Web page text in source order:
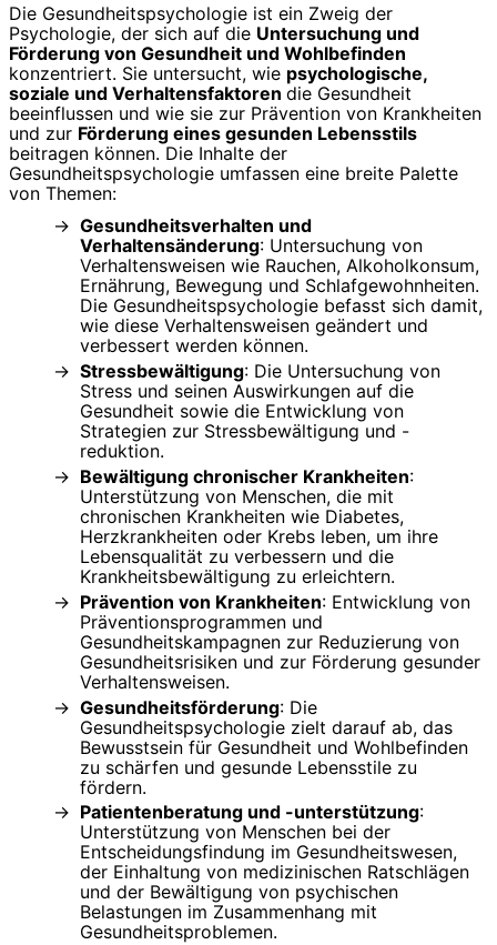
Die Gesundheitspsychologie ist ein Zweig der
Psychologie, der sich auf die Untersuchung und
Förderung von Gesundheit und Wohlbefinden
konzentriert. Sie untersucht, wie psychologische,
soziale und Verhaltensfaktoren die Gesundheit
beeinflussen und wie sie zur Prävention von Krankheiten
und zur Förderung eines gesunden Lebensstils
beitragen können. Die Inhalte der
Gesundheitspsychologie umfassen eine breite Palette
von Themen:
Gesundheitsverhalten und
Verhaltensänderung: Untersuchung von
Verhaltensweisen wie Rauchen, Alkoholkonsum,
Ernährung, Bewegung und Schlafgewohnheiten.
Die Gesundheitspsychologie befasst sich damit,
wie diese Verhaltensweisen geändert und
verbessert werden können.
Stressbewältigung: Die Untersuchung von
Stress und seinen Auswirkungen auf die
Gesundheit sowie die Entwicklung von
Strategien zur Stressbewältigung und -
reduktion.
Bewältigung chronischer Krankheiten:
Unterstützung von Menschen, die mit
chronischen Krankheiten wie Diabetes,
Herzkrankheiten oder Krebs leben, um ihre
Lebensqualität zu verbessern und die
Krankheitsbewältigung zu erleichtern.
Prävention von Krankheiten: Entwicklung von
Präventionsprogrammen und
Gesundheitskampagnen zur Reduzierung von
Gesundheitsrisiken und zur Förderung gesunder
Verhaltensweisen.
Gesundheitsförderung: Die
Gesundheitspsychologie zielt darauf ab, das
Bewusstsein für Gesundheit und Wohlbefinden
zu schärfen und gesunde Lebensstile zu
fördern.
Patientenberatung und -unterstützung:
Unterstützung von Menschen bei der
Entscheidungsfindung im Gesundheitswesen,
der Einhaltung von medizinischen Ratschlägen
und der Bewältigung von psychischen
Belastungen im Zusammenhang mit
Gesundheitsproblemen.